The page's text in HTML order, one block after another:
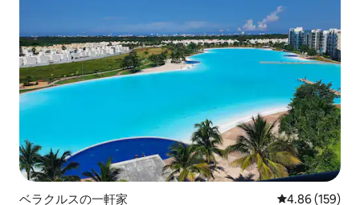
ベラクルスの一軒家 レビュー159
4.86 (159)